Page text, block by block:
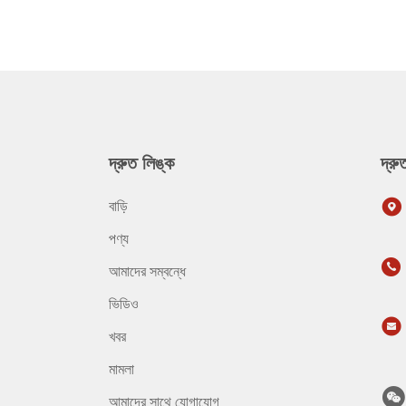
দ্রুত লিঙ্ক
বাড়ি
পণ্য
আমাদের সম্বন্ধে
ভিডিও
খবর
মামলা
আমাদের সাথে যোগাযোগ